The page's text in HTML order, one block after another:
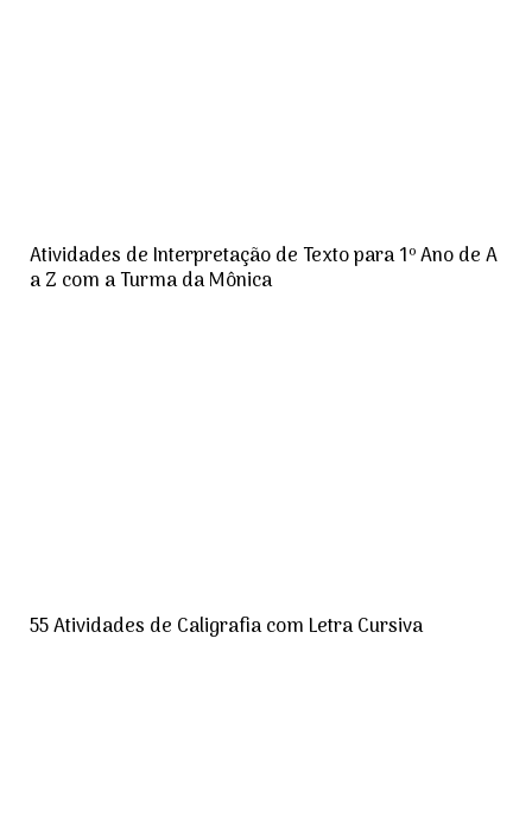
Atividades de Interpretação de Texto para 1º Ano de A
a Z com a Turma da Mônica
55 Atividades de Caligrafia com Letra Cursiva